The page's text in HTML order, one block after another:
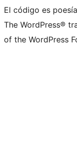
El código es
The WordPress®
of the WordPress